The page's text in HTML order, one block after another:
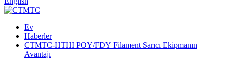
Ev
Haberler
CTMTC-HTHI POY/FDY Filament Sarıcı Ekipmanın
Avantajı